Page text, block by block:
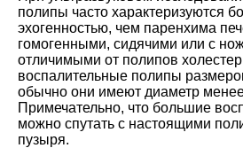
полипы часто характеризуются
эхогенностью, чем паренхима
гомогенными, сидячими или с
отличимыми от полипов
воспалительные полипы
обычно они имеют диаметр
Примечательно, что большие
можно спутать с настоящими
пузыря.